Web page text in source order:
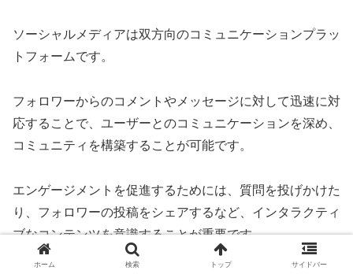
ソーシャルメディアは双方向のコミュニケーションプラッ
トフォームです。
フォロワーからのコメントやメッセージに対して迅速に対
応することで、ユーザーとのコミュニケーションを深め、
コミュニティを構築することが可能です。
エンゲージメントを促進するためには、質問を投げかけた
り、フォロワーの投稿をシェアするなど、インタラクティ
ブなコンテンツを意識することが重要です。
ホーム 検索 トップ サイドバー